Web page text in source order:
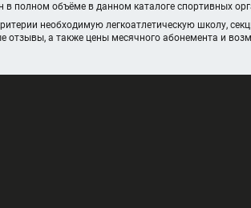
в полном объёме в данном каталоге спортивных
необходимую легкоатлетическую школу,
а также цены месячного абонемента и